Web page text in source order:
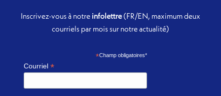
Inscrivez-vous à notre infolettre(FR/EN, maximum deux
courriels par mois sur notre actualité)
*Champ obligatoires*
Courriel*